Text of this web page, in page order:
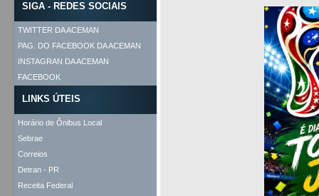
SIGA - REDES SOCIAIS
TWITTER DA ACEMAN
PAG. DO FACEBOOK DA ACEMAN
INSTAGRAN DA ACEMAN
FACEBOOK
LINKS ÚTEIS
Horário de Ônibus Local
Sebrae
Correios
Detran - PR
Receita Federal